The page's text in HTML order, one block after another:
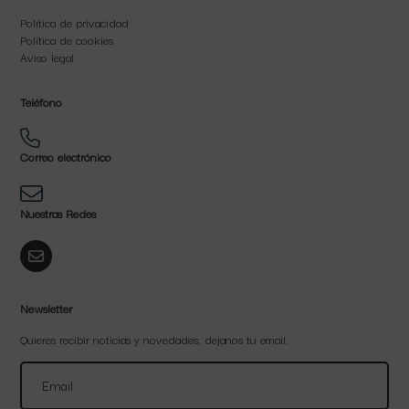
Política de privacidad
Política de cookies
Aviso legal
Teléfono
Correo electrónico
Nuestras Redes
Newsletter
Quieres recibir noticias y novedades, dejanos tu email.